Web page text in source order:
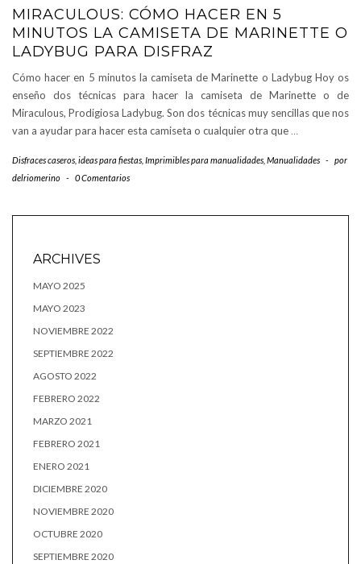
MIRACULOUS: CÓMO HACER EN 5
MINUTOS LA CAMISETA DE MARINETTE O
LADYBUG PARA DISFRAZ
Cómo hacer en 5 minutos la camiseta de Marinette o Ladybug Hoy os
enseño dos técnicas para hacer la camiseta de Marinette o de
Miraculous, Prodigiosa Ladybug. Son dos técnicas muy sencillas que nos
van a ayudar para hacer esta camiseta o cualquier otra que …
Disfraces caseros ideas para fiestas Imprimibles para manualidades Manualidades -
por
delriomerino - 0 Comentarios
ARCHIVES
MAYO 2025
MAYO 2023
NOVIEMBRE 2022
SEPTIEMBRE 2022
AGOSTO 2022
FEBRERO 2022
MARZO 2021
FEBRERO 2021
ENERO 2021
DICIEMBRE 2020
NOVIEMBRE 2020
OCTUBRE 2020
SEPTIEMBRE 2020